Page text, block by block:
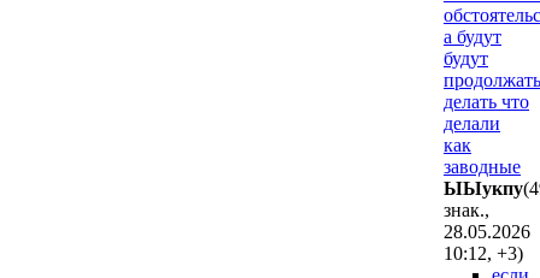
а будут
будут
продолжать
делать что
делали
как
заводные
ЫЫyкпy
знак.,
28.05.2026
10:12, +3)